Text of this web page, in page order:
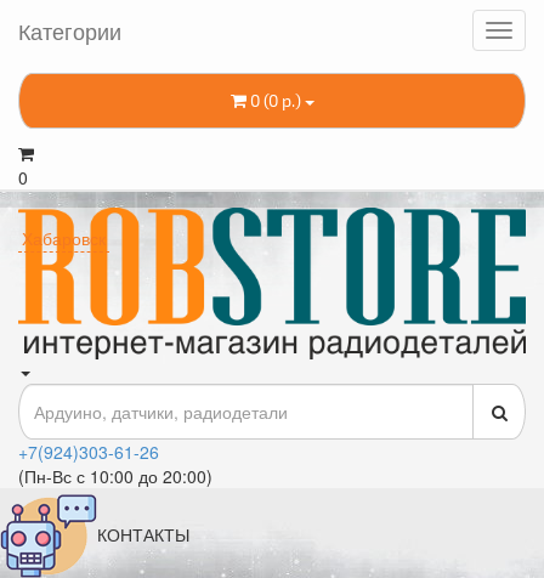
Категории
0 (0 р.)
0
Хабаровск
+7(924)303-61-26
(Пн-Вс с 10:00 до 20:00)
КОНТАКТЫ